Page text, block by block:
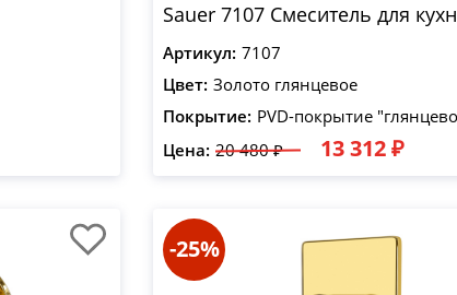
Sauer 7107 Смеситель для
Артикул: 7107
Цвет: Золото глянцевое
Покрытие: PVD-покрытие
Цена: 20 480 ₽ 13 312 ₽
-25%